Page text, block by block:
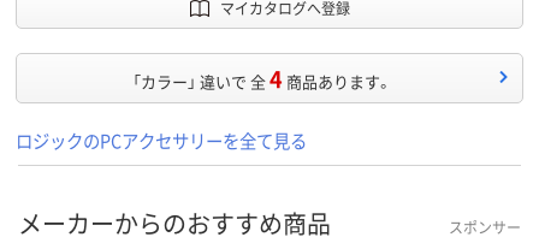
マイカタログへ登録
「カラー」 違いで 全4 商品あります。
ロジックのPCアクセサリーを全て見る
メーカーからのおすすめ商品 スポンサー